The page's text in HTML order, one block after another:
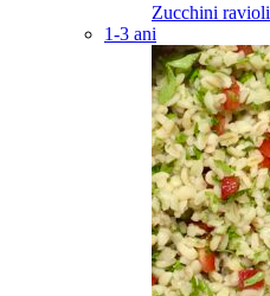
Zucchini ravioli
1-3 ani